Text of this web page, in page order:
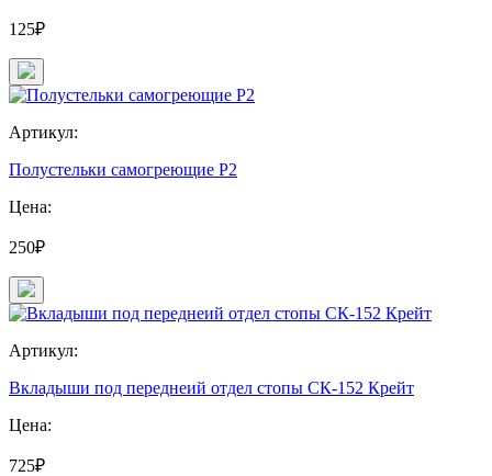
125₽
Артикул:
Полустельки самогреющие Р2
Цена:
250₽
Артикул:
Вкладыши под переднеий отдел стопы СК-152 Крейт
Цена:
725₽